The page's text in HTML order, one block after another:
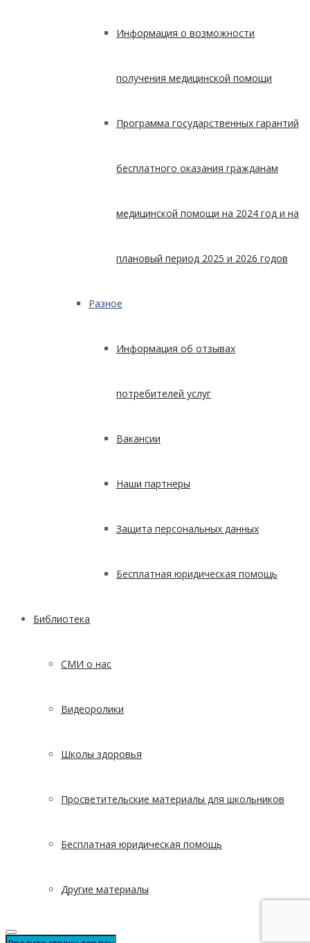
Информация о возможности
получения медицинской помощи
Программа государственных гарантий
бесплатного оказания гражданам
медицинской помощи на 2024 год и на
плановый период 2025 и 2026 годов
Разное
Информация об отзывах
потребителей услуг
Вакансии
Наши партнеры
Защита персональных данных
Бесплатная юридическая помощь
Библиотека
СМИ о нас
Видеоролики
Школы здоровья
Просветительские материалы для школьников
Бесплатная юридическая помощь
Другие материалы